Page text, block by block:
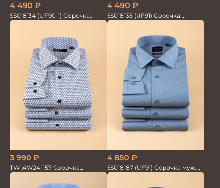
4 490 ₽
SS018134 (UF90-1) Сорочка
мужская GROSTYLE TRENDY
4 490 ₽
SS018135 (UF91) Сорочка
мужская GROSTYLE TRENDY
3 990 ₽
TW-AW24-157 Сорочка
мужская
4 850 ₽
SS018187 (UF91) Сорочка муж.
GROSTYLE TRENDY